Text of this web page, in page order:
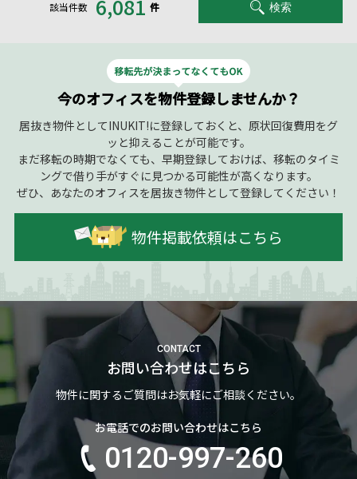
該当件数 6,081 件 検索
今のオフィスを物件登録しませんか？
居抜き物件としてINUKIT!に登録しておくと、原状回復費用をグ
ッと抑えることが可能です。
まだ移転の時期でなくても、早期登録しておけば、移転のタイミ
ングで借り手がすぐに見つかる可能性が高くなります。
ぜひ、あなたのオフィスを居抜き物件として登録してください！
物件掲載依頼はこちら
CONTACT
お問い合わせはこちら
物件に関するご質問はお気軽にご相談ください。
お電話でのお問い合わせはこちら
0120-997-260